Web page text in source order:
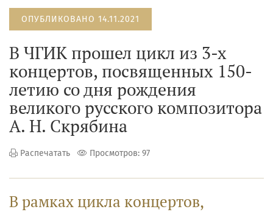
ОПУБЛИКОВАНО 14.11.2021
В ЧГИК прошел цикл из 3-х
концертов, посвященных 150-
летию со дня рождения
великого русского композитора
А. Н. Скрябина
Распечатать Просмотров: 97
В рамках цикла концертов,